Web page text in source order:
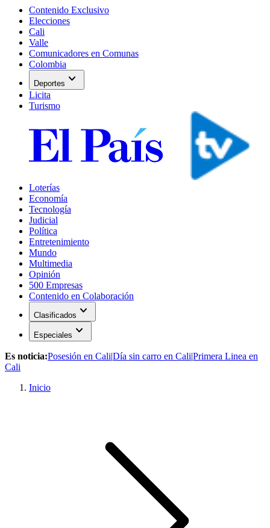
Contenido Exclusivo
Elecciones
Cali
Valle
Comunicadores en Comunas
Colombia
Deportes expand_more
Licita
Turismo
Loterías
Economía
Tecnología
Judicial
Política
Entretenimiento
Mundo
Multimedia
Opinión
500 Empresas
Contenido en Colaboración
Clasificados expand_more
Especiales expand_more
Es noticia:Posesión en Cali|Día sin carro en Cali|Primera Linea en
Cali
Inicio